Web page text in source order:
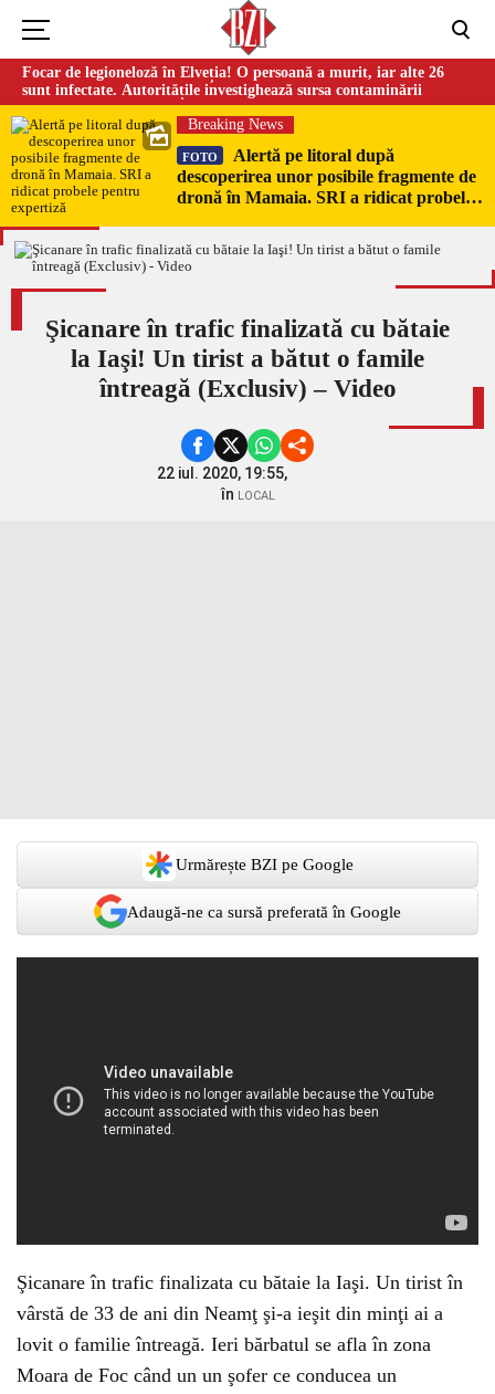
Focar de legioneloză în Elveția! O persoană a murit, iar alte 26
sunt infectate. Autoritățile investighează sursa contaminării
Breaking News
FOTO
Alertă pe litoral după
descoperirea unor posibile fragmente de
dronă în Mamaia. SRI a ridicat probele
Şicanare în trafic finalizată cu bătaie
la Iaşi! Un tirist a bătut o famile
întreagă (Exclusiv) – Video
22 iul. 2020, 19:55,
în LOCAL
Urmărește BZI pe Google
Adaugă-ne ca sursă preferată în Google
Şicanare în trafic finalizata cu bătaie la Iaşi. Un tirist în
vârstă de 33 de ani din Neamţ şi-a ieşit din minţi ai a
lovit o familie întreagă. Ieri bărbatul se afla în zona
Moara de Foc când un un şofer ce conducea un